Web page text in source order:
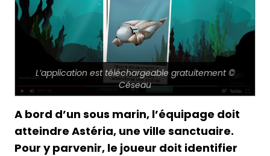
L’application est téléchargeable gratuitement ©
Céseau
A bord d’un sous marin, l’équipage doit
atteindre Astéria, une ville sanctuaire.
Pour y parvenir, le joueur doit identifier